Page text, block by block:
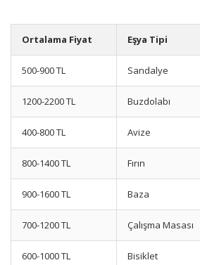
Ortalama Fiyat Eşya Tipi
500-900 TL Sandalye
1200-2200 TL Buzdolabı
400-800 TL Avize
800-1400 TL Fırın
900-1600 TL Baza
700-1200 TL Çalışma Masası
600-1000 TL Bisiklet